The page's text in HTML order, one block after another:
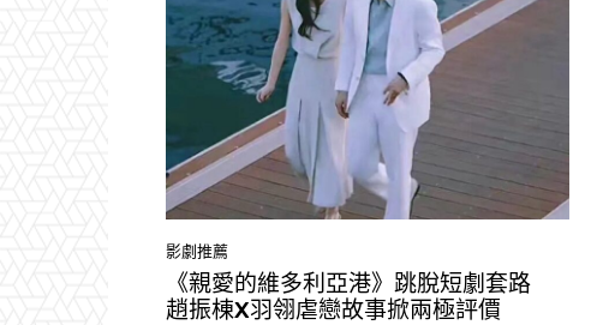
影劇推薦
《親愛的維多利亞港》跳脫短劇套路
趙振棟X羽翎虐戀故事掀兩極評價